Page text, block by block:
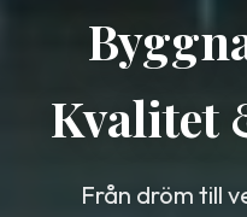
Kvalitet
Från dröm till